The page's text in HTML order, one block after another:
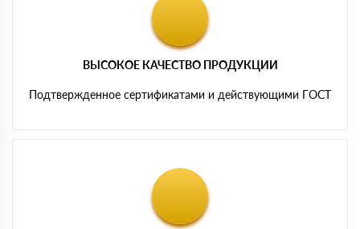
ВЫСОКОЕ КАЧЕСТВО ПРОДУКЦИИ
Подтвержденное сертификатами и действующими ГОСТ